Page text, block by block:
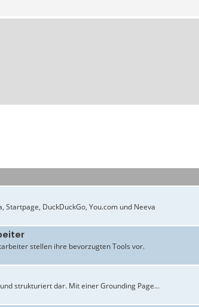
Startpage, DuckDuckGo, You.com und Neeva
stellen ihre bevorzugten Tools vor.
strukturiert dar. Mit einer Grounding Page...